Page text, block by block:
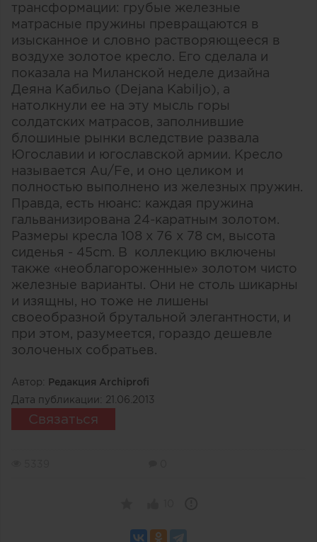
трансформации: грубые железные
матрасные пружины превращаются в
изысканное и словно растворяющееся в
воздухе золотое кресло. Его сделала и
показала на Миланской неделе дизайна
Деяна Кабильо (Dejana Kabiljo), а
натолкнули ее на эту мысль горы
солдатских матрасов, заполнившие
блошиные рынки вследствие развала
Югославии и югославской армии. Кресло
называется Au/Fe, и оно целиком и
полностью выполнено из железных пружин.
Правда, есть нюанс: каждая пружина
гальванизирована 24-каратным золотом.
Размеры кресла 108 x 76 x 78 см, высота
сиденья - 45cm. В коллекцию включены
также «необлагороженные» золотом чисто
железные варианты. Они не столь шикарны
и изящны, но тоже не лишены
своеобразной брутальной элегантности, и
при этом, разумеется, гораздо дешевле
золоченых собратьев.
Автор: Редакция Archiprofi
Дата публикации: 21.06.2013
Связаться